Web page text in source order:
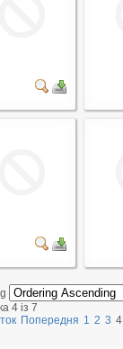
4 із 7
Попередня 1 2 3 4